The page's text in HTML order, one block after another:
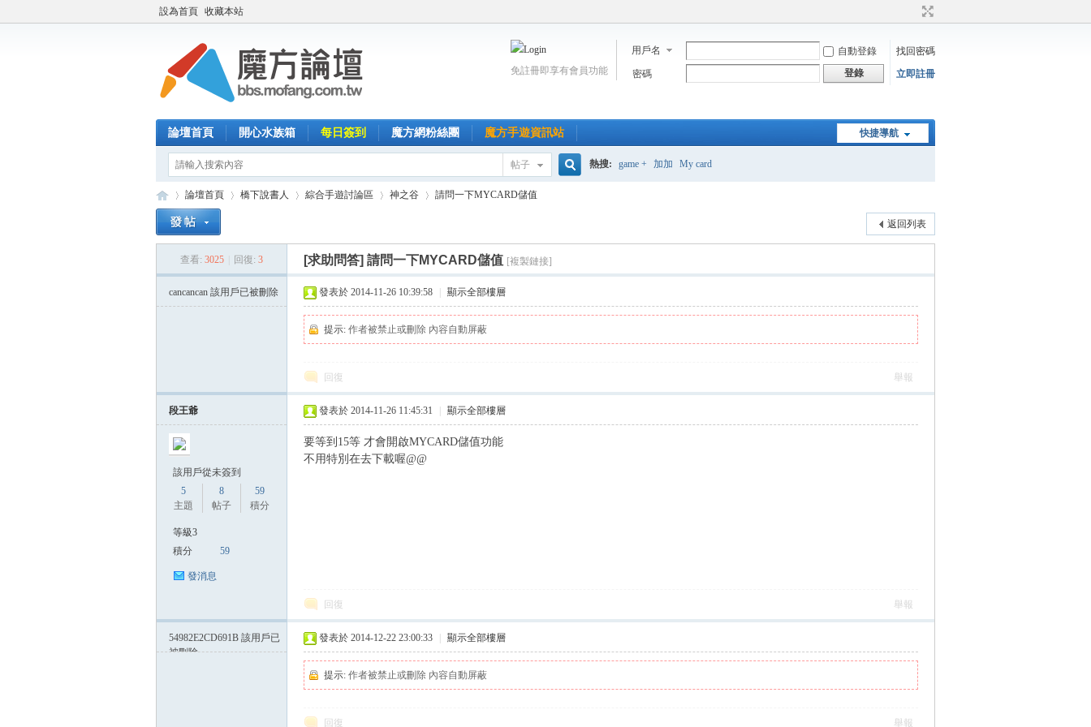
設為首頁 收藏本站
用戶名 自動登錄
找回密碼
密碼
登錄 立即註冊
免註冊即享有會員功能
快捷導航
論壇首頁 開心水族箱 每日簽到 魔方網粉絲團 魔方手遊資訊站
帖子 熱搜: game + 加加 My card
方
論壇首頁 橋下說書人 綜合手遊討論區
›
神之谷
›
請問一下MYCARD儲值
返回列表
查看: 3025 回復: 3 [求助問答] 請問一下MYCARD儲值 [複製鏈接]
cancancan 該用戶已被刪除 發表於 2014-11-26 10:39:58 顯示全部樓層
提示: 作者被禁止或刪除 內容自動屏蔽
回復 舉報
段王爺
該用戶從未簽到
5
主題
8
帖子
59
積分
等級3
積分
59
發消息
發表於 2014-11-26 11:45:31 顯示全部樓層
要等到15等 才會開啟MYCARD儲值功能
不用特別在去下載喔@@
回復 舉報
54982E2CD691B 該用戶已
被刪除
發表於 2014-12-22 23:00:33 顯示全部樓層
提示: 作者被禁止或刪除 內容自動屏蔽
回復 舉報